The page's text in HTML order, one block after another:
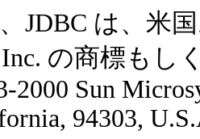
、JDBC は、
Inc. の商標もし
2000 Sun
94303,